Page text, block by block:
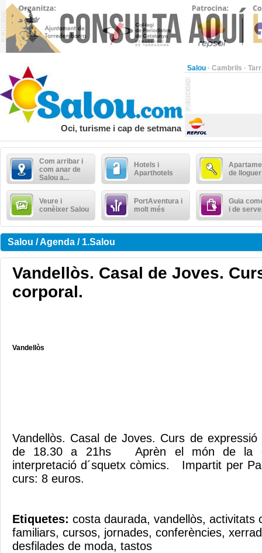
Salou · Cambrils ·
Oci, turisme i cap de setmana
Com arribar i
com anar de
Salou a...
Hotels i
Aparthotels
de lloguer
Veure i
conèixer Salou
PortAventura i
molt més
Guia
i de
Salou / Agenda / 1.Salou
Vandellòs. Casal de Joves.
corporal.
Vandellòs
Vandellòs. Casal de Joves. Curs de
de 18.30 a 21hs Aprèn el món de la
interpretació d´squetx còmics. Impartit per
curs: 8 euros.
Etiquetes: costa daurada, vandellòs, activitats
familiars, cursos, jornades, conferències,
desfilades de moda, tastos